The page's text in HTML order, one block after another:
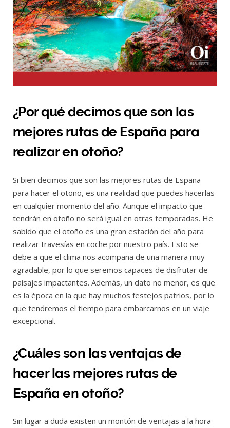
¿Por qué decimos que son las
mejores rutas de España para
realizar en otoño?
Si bien decimos que son las mejores rutas de España
para hacer el otoño, es una realidad que puedes hacerlas
en cualquier momento del año. Aunque el impacto que
tendrán en otoño no será igual en otras temporadas. He
sabido que el otoño es una gran estación del año para
realizar travesías en coche por nuestro país. Esto se
debe a que el clima nos acompaña de una manera muy
agradable, por lo que seremos capaces de disfrutar de
paisajes impactantes. Además, un dato no menor, es que
es la época en la que hay muchos festejos patrios, por lo
que tendremos el tiempo para embarcarnos en un viaje
excepcional.
¿Cuáles son las ventajas de
hacer las mejores rutas de
España en otoño?
Sin lugar a duda existen un montón de ventajas a la hora